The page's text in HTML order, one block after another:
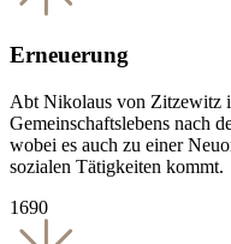
Erneuerung
Abt Nikolaus von Zitzewitz
Gemeinschaftslebens nach
wobei es auch zu einer
sozialen Tätigkeiten kommt.
1690